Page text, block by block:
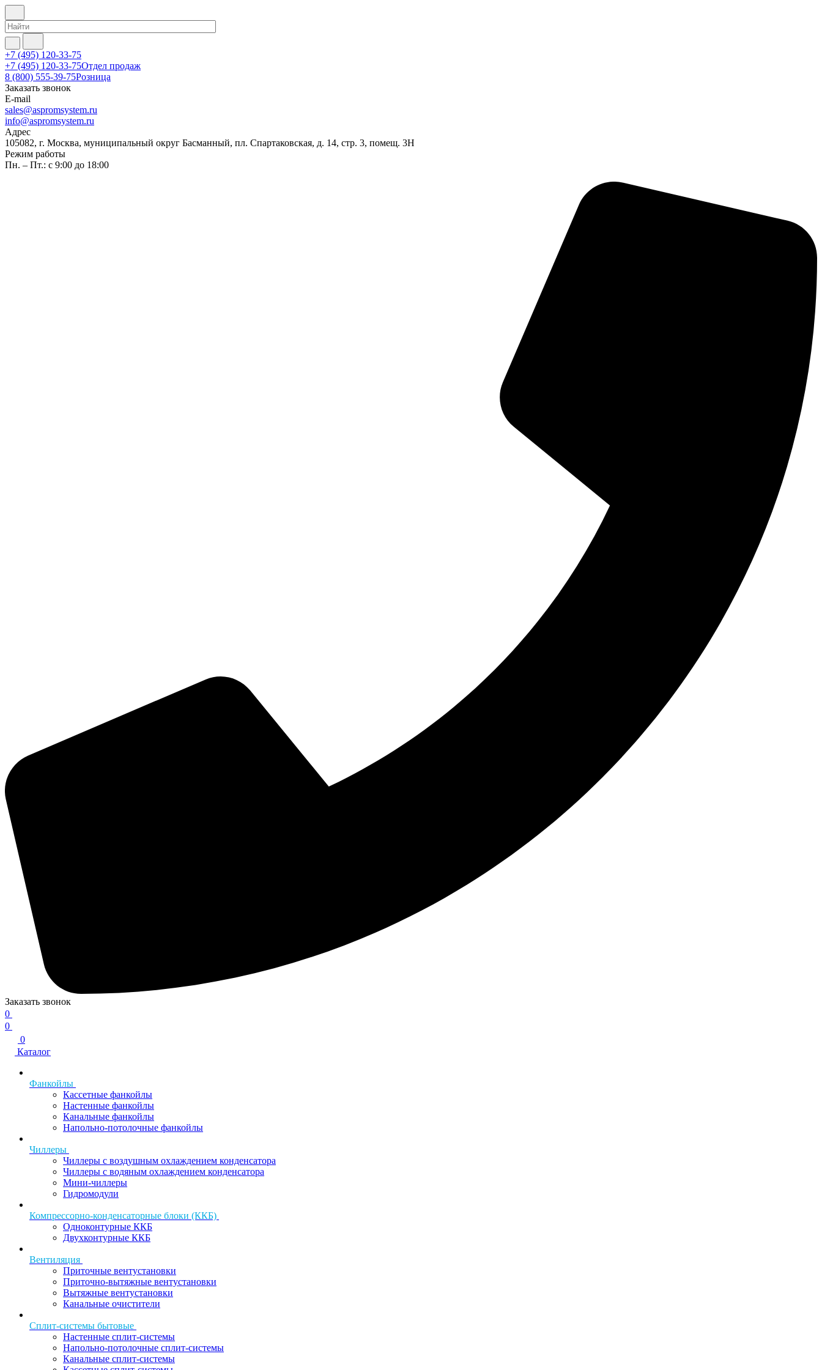
+7 (495) 120-33-75
+7 (495) 120-33-75Отдел продаж
8 (800) 555-39-75Розница
Заказать звонок
E-mail
sales@aspromsystem.ru
info@aspromsystem.ru
Адрес
105082, г. Москва, муниципальный округ Басманный, пл. Спартаковская, д. 14, стр. 3, помещ. 3Н
Режим работы
Пн. – Пт.: с 9:00 до 18:00
Заказать звонок
0
0
0
Каталог
Фанкойлы
Кассетные фанкойлы
Настенные фанкойлы
Канальные фанкойлы
Напольно-потолочные фанкойлы
Чиллеры
Чиллеры с воздушным охлаждением конденсатора
Чиллеры с водяным охлаждением конденсатора
Мини-чиллеры
Гидромодули
Компрессорно-конденсаторные блоки (ККБ)
Одноконтурные ККБ
Двухконтурные ККБ
Вентиляция
Приточные вентустановки
Приточно-вытяжные вентустановки
Вытяжные вентустановки
Канальные очистители
Сплит-системы бытовые
Настенные сплит-системы
Напольно-потолочные сплит-системы
Канальные сплит-системы